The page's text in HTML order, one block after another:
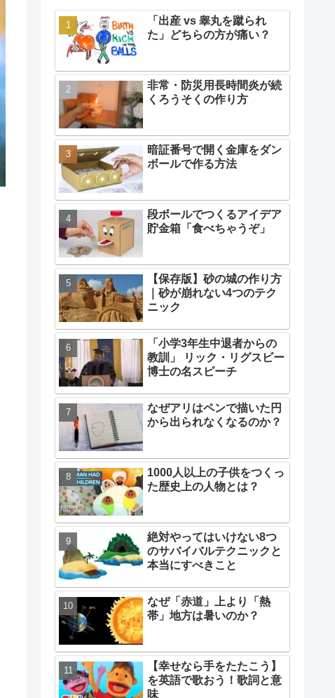
「出産 vs 睾丸を蹴られ
た」どちらの方が痛い？
非常・防災用長時間炎が続
くろうそくの作り方
暗証番号で開く金庫をダン
ボールで作る方法
段ボールでつくるアイデア
貯金箱「食べちゃうぞ」
【保存版】砂の城の作り方
｜砂が崩れない4つのテク
ニック
「小学3年生中退者からの
教訓」 リック・リグスビー
博士の名スピーチ
なぜアリはペンで描いた円
から出られなくなるのか？
1000人以上の子供をつくっ
た歴史上の人物とは？
絶対やってはいけない8つ
のサバイバルテクニックと
本当にすべきこと
なぜ「赤道」上より「熱
帯」地方は暑いのか？
【幸せなら手をたたこう】
を英語で歌おう！歌詞と意
味